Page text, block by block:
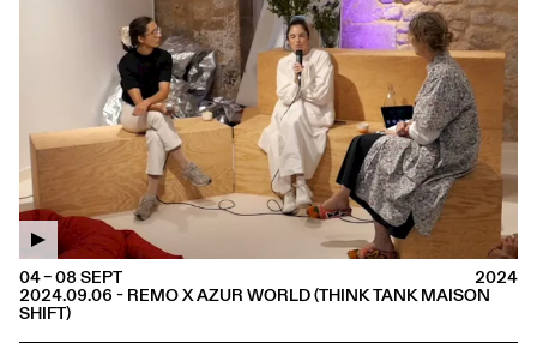
2024.09.06 - REMO X AZUR WORLD (THINK TANK MAISON
SHIFT)
04 – 08 SEPT 2024